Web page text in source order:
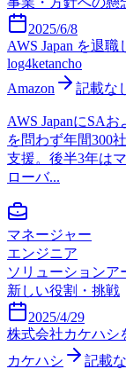
2025/6/8
AWS Japan を退
log4ketancho
Amazon
記載な
AWS JapanにSA
を問わず年間300
支援。後半3年は
ローバ...
マネージャー
エンジニア
ソリューションア
新しい役割・挑戦
2025/4/29
株式会社カケハシ
カケハシ
記載